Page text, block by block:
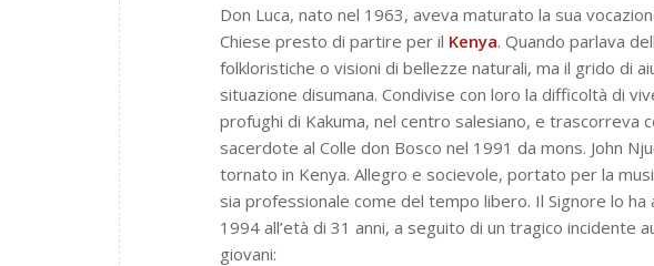
Don Luca, nato nel 1963, aveva maturato la sua
Chiese presto di partire per il Kenya. Quando parlava
folkloristiche o visioni di bellezze naturali, ma il grido di
situazione disumana. Condivise con loro la difficoltà di
profughi di Kakuma, nel centro salesiano, e trascorreva
sacerdote al Colle don Bosco nel 1991 da mons. John
tornato in Kenya. Allegro e socievole, portato per la
sia professionale come del tempo libero. Il Signore lo
1994 all’età di 31 anni, a seguito di un tragico incidente
giovani: